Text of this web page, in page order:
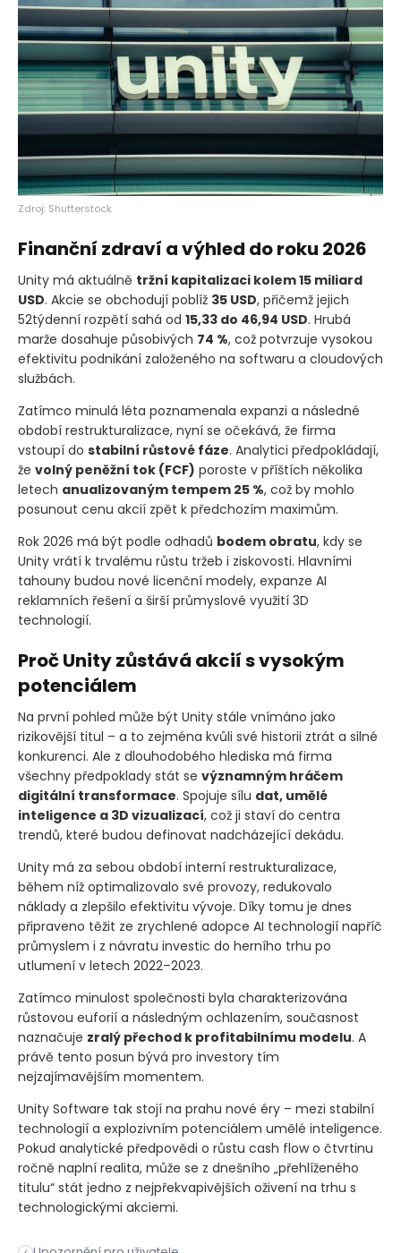
Zdroj: Shutterstock
Finanční zdraví a výhled do roku 2026
Unity má aktuálně tržní kapitalizaci kolem 15 miliard
USD. Akcie se obchodují poblíž 35 USD, přičemž jejich
52týdenní rozpětí sahá od 15,33 do 46,94 USD. Hrubá
marže dosahuje působivých 74 %, což potvrzuje vysokou
efektivitu podnikání založeného na softwaru a cloudových
službách.
Zatímco minulá léta poznamenala expanzi a následné
období restrukturalizace, nyní se očekává, že firma
vstoupí do stabilní růstové fáze. Analytici předpokládají,
že volný peněžní tok (FCF) poroste v příštích několika
letech anualizovaným tempem 25 %, což by mohlo
posunout cenu akcií zpět k předchozím maximům.
Rok 2026 má být podle odhadů bodem obratu, kdy se
Unity vrátí k trvalému růstu tržeb i ziskovosti. Hlavními
tahouny budou nové licenční modely, expanze AI
reklamních řešení a širší průmyslové využití 3D
technologií.
Proč Unity zůstává akcií s vysokým
potenciálem
Na první pohled může být Unity stále vnímáno jako
rizikovější titul – a to zejména kvůli své historii ztrát a silné
konkurenci. Ale z dlouhodobého hlediska má firma
všechny předpoklady stát se významným hráčem
digitální transformace. Spojuje sílu dat, umělé
inteligence a 3D vizualizací, což ji staví do centra
trendů, které budou definovat nadcházející dekádu.
Unity má za sebou období interní restrukturalizace,
během níž optimalizovalo své provozy, redukovalo
náklady a zlepšilo efektivitu vývoje. Díky tomu je dnes
připraveno těžit ze zrychlené adopce AI technologií napříč
průmyslem i z návratu investic do herního trhu po
utlumení v letech 2022–2023.
Zatímco minulost společnosti byla charakterizována
růstovou euforií a následným ochlazením, současnost
naznačuje zralý přechod k profitabilnímu modelu. A
právě tento posun bývá pro investory tím
nejzajímavějším momentem.
Unity Software tak stojí na prahu nové éry – mezi stabilní
technologií a explozivním potenciálem umělé inteligence.
Pokud analytické předpovědi o růstu cash flow o čtvrtinu
ročně naplní realita, může se z dnešního „přehlíženého
titulu“ stát jedno z nejpřekvapivějších oživení na trhu s
technologickými akciemi.